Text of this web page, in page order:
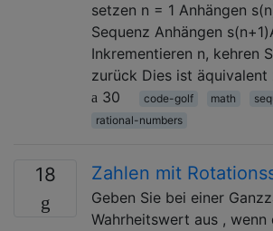
setzen n = 1 Anhängen
Sequenz Anhängen
Inkrementieren n, kehren
zurück Dies ist
30
code-golf math
rational-numbers
18 Zahlen mit
Geben Sie bei einer
Wahrheitswert aus , wenn